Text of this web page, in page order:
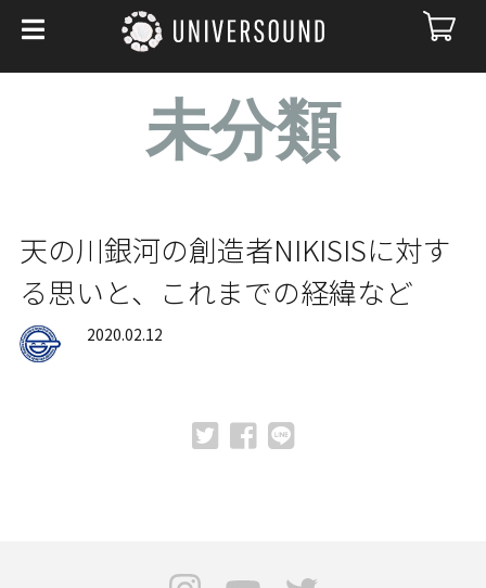
未分類
天の川銀河の創造者NIKISISに対す
る思いと、これまでの経緯など
2020.02.12